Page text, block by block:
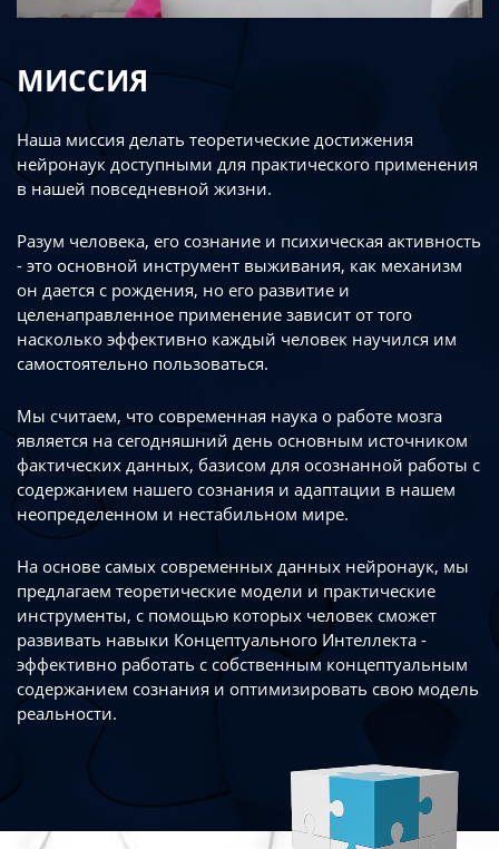
МИССИЯ
Наша миссия делать теоретические достижения
нейронаук доступными для практического применения
в нашей повседневной жизни.
Разум человека, его сознание и психическая активность
- это основной инструмент выживания, как механизм
он дается с рождения, но его развитие и
целенаправленное применение зависит от того
насколько эффективно каждый человек научился им
самостоятельно пользоваться.
Мы считаем, что современная наука о работе мозга
является на сегодняшний день основным источником
фактических данных, базисом для осознанной работы с
содержанием нашего сознания и адаптации в нашем
неопределенном и нестабильном мире.
На основе самых современных данных нейронаук, мы
предлагаем теоретические модели и практические
инструменты, с помощью которых человек сможет
развивать навыки Концептуального Интеллекта -
эффективно работать с собственным концептуальным
содержанием сознания и оптимизировать свою модель
реальности.